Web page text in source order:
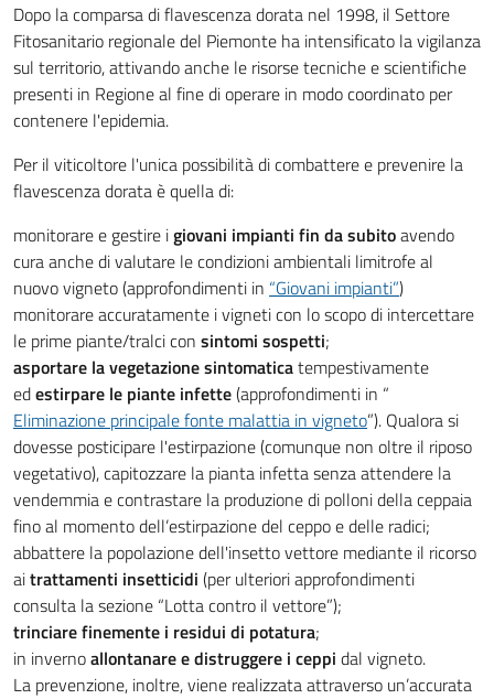
Dopo la comparsa di flavescenza dorata nel 1998, il Settore
Fitosanitario regionale del Piemonte ha intensificato la vigilanza
sul territorio, attivando anche le risorse tecniche e scientifiche
presenti in Regione al fine di operare in modo coordinato per
contenere l'epidemia.
Per il viticoltore l'unica possibilità di combattere e prevenire la
flavescenza dorata è quella di:
monitorare e gestire igiovani impianti fin da subitoavendo
cura anche di valutare le condizioni ambientali limitrofe al
nuovo vigneto (approfondimenti in “Giovani impianti”)
monitorare accuratamente i vigneti con lo scopo di intercettare
le prime piante/tralci con sintomi sospetti;
asportare la vegetazione sintomaticatempestivamente
edestirpare le piante infette(approfondimenti in “
Eliminazione principale fonte malattia in vigneto”). Qualora si
dovesse posticipare l'estirpazione (comunque non oltre il riposo
vegetativo), capitozzare la pianta infetta senza attendere la
vendemmia e contrastare la produzione di polloni della ceppaia
fino al momento dell’estirpazione del ceppo e delle radici;
abbattere la popolazione dell'insetto vettore mediante il ricorso
aitrattamenti insetticidi (per ulteriori approfondimenti
consulta la sezione “Lotta contro il vettore”);
trinciare finemente i residui di potatura;
in invernoallontanare e distruggere i ceppi dal vigneto.
La prevenzione, inoltre, viene realizzata attraverso un’accurata